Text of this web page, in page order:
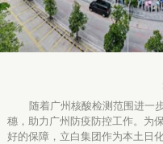
随着广州核酸检测范围进一
穗，助力广州防疫防控工作。 为
好的保障， 立白集团作为本土日